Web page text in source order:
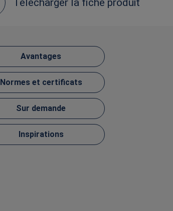
Télécharger la fiche produit
Avantages
Normes et certificats
Sur demande
Inspirations